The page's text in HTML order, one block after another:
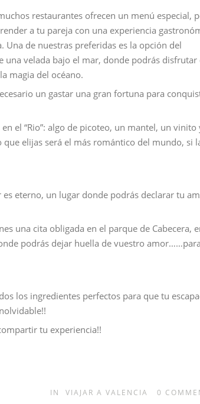
restaurantes ofrecen un menú especial,
a tu pareja con una experiencia
Una de nuestras preferidas es la opción del
una velada bajo el mar, donde podrás disfrutar
magia del océano.
un gastar una gran fortuna para
el “Rio”: algo de picoteo, un mantel, un vinito
que elijas será el más romántico del mundo, si
eterno, un lugar donde podrás declarar tu
una cita obligada en el parque de Cabecera,
podrás dejar huella de vuestro amor……para
los ingredientes perfectos para que tu
tu experiencia!!
IN VIAJAR A VALENCIA 0